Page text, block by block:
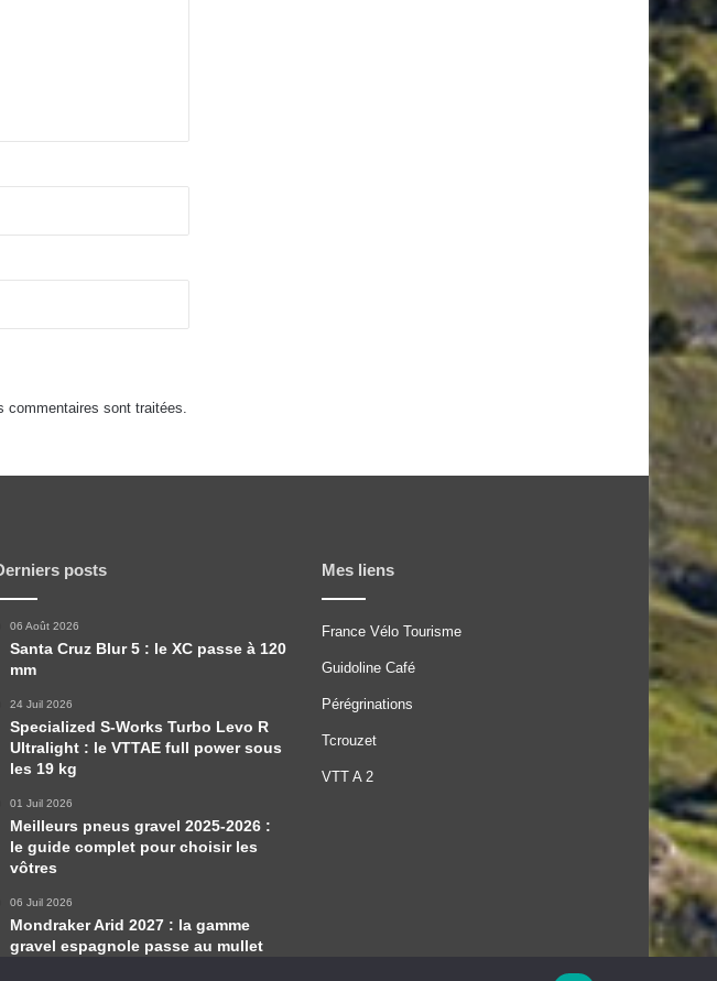
commentaires sont traitées.
posts
06 Août 2026
Santa Cruz Blur 5 : le XC passe à 120
mm
24 Juil 2026
Specialized S-Works Turbo Levo R
Ultralight : le VTTAE full power sous
les 19 kg
01 Juil 2026
Meilleurs pneus gravel 2025-2026 :
le guide complet pour choisir les
vôtres
06 Juil 2026
Mondraker Arid 2027 : la gamme
gravel espagnole passe au mullet
Mes liens
France Vélo Tourisme
Guidoline Café
Pérégrinations
Tcrouzet
VTT A 2